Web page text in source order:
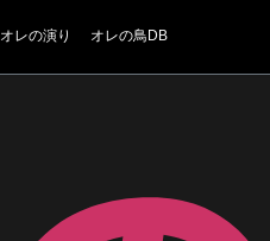
オレの演り オレの鳥DB